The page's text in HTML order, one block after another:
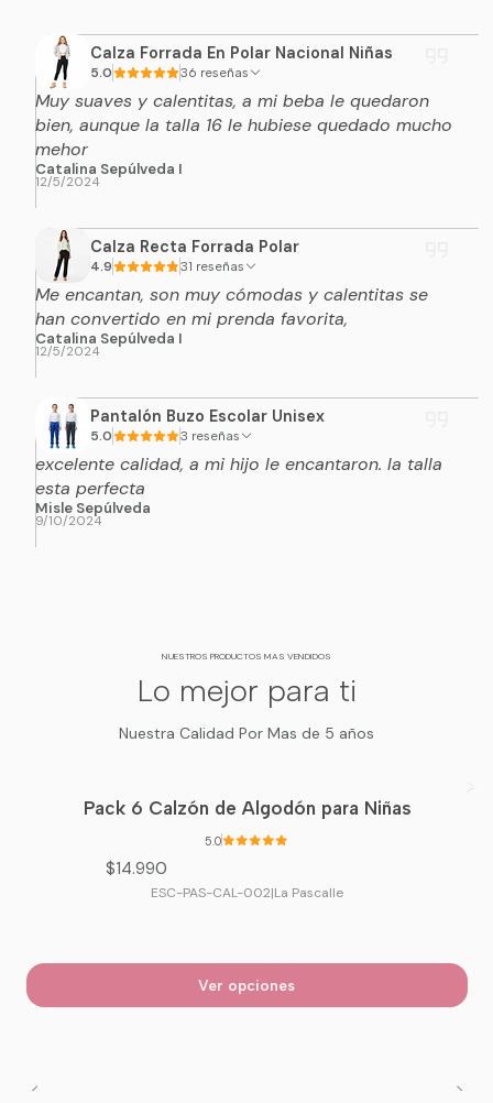
Calza Forrada En Polar Nacional Niñas
5.0 36 reseñas
Muy suaves y calentitas, a mi beba le quedaron
bien, aunque la talla 16 le hubiese quedado mucho
mehor
Catalina Sepúlveda I
12/5/2024
Calza Recta Forrada Polar
4.9 31 reseñas
Me encantan, son muy cómodas y calentitas se
han convertido en mi prenda favorita,
Catalina Sepúlveda I
12/5/2024
Pantalón Buzo Escolar Unisex
5.0 3 reseñas
excelente calidad, a mi hijo le encantaron. la talla
esta perfecta
Misle Sepúlveda
9/10/2024
NUESTROS PRODUCTOS MAS VENDIDOS
Lo mejor para ti
Nuestra Calidad Por Mas de 5 años
Pack 6 Calzón de Algodón para Niñas
5.0
$14.990
ESC-PAS-CAL-002|La Pascalle
Ver opciones